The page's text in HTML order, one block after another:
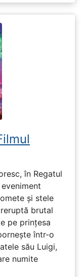
în Regatul
și stele
brutal
pe prinţesa
într-o
său Luigi,
numite